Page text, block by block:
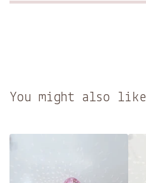
You might also like